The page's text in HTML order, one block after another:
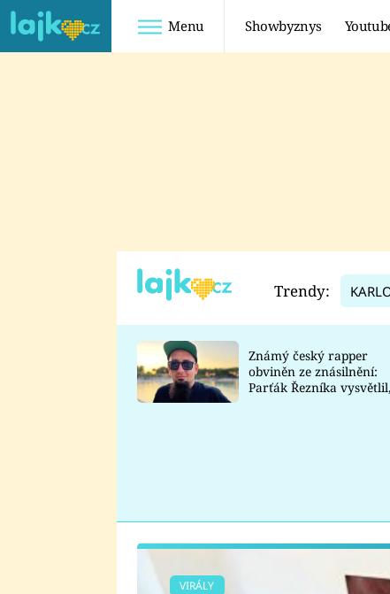
Menu Showbyznys
TADEÁŠ KUBĚNKA
DATEL
Trendy:
Známý český rapper
obviněn ze znásilnění:
Parťák Řezníka vysvětlil,
VIRÁLY